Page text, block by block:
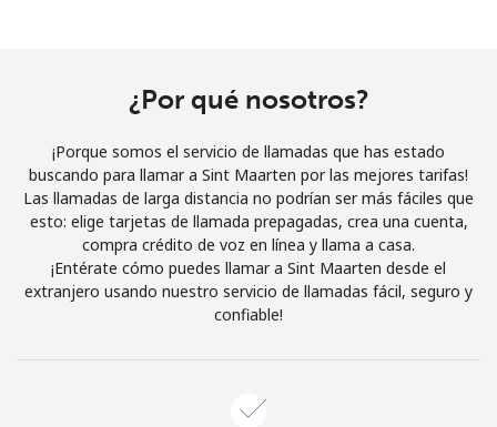
Términos y condiciones.
Únete
¡Hola!
¿Por qué nosotros?
¡Porque somos el servicio de llamadas que has estado
buscando para llamar a Sint Maarten por las mejores tarifas!
Las llamadas de larga distancia no podrían ser más fáciles que
esto: elige tarjetas de llamada prepagadas, crea una cuenta,
compra crédito de voz en línea y llama a casa.
¡Entérate cómo puedes llamar a Sint Maarten desde el
extranjero usando nuestro servicio de llamadas fácil, seguro y
confiable!